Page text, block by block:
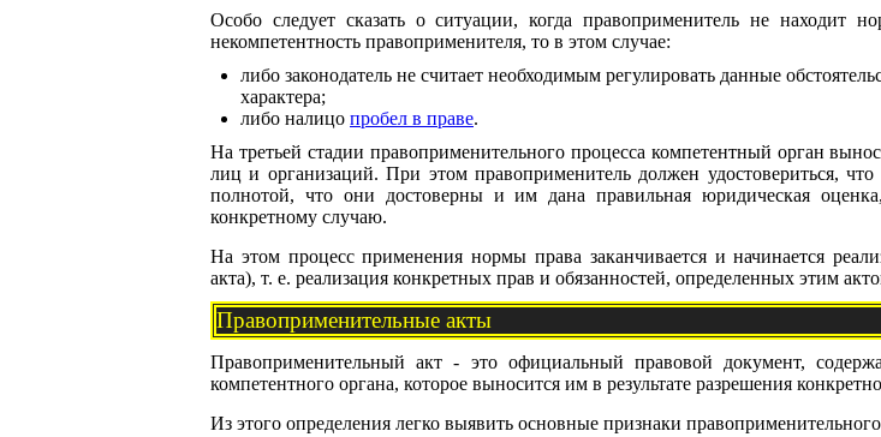
Особо следует сказать о ситуации, когда правоприменитель не находит
некомпетентность правоприменителя, то в этом случае:
либо законодатель не считает необходимым регулировать данные
характера;
либо налицо пробел в праве.
На третьей стадии правоприменительного процесса компетентный орган
лиц и организаций. При этом правоприменитель должен удостовериться, что
полнотой, что они достоверны и им дана правильная юридическая
конкретному случаю.
На этом процесс применения нормы права заканчивается и начинается
акта), т. е. реализация конкретных прав и обязанностей, определенных этим
Правоприменительные акты
Правоприменительный акт - это официальный правовой документ,
компетентного органа, которое выносится им в результате разрешения
Из этого определения легко выявить основные признаки правоприменительного